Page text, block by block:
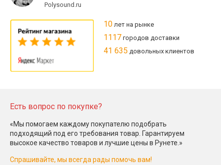
Polysound.ru
10 лет на рынке
1117 городов доставки
41 635 довольных клиентов
Есть вопрос по покупке?
«Мы помогаем каждому покупателю подобрать
подходящий под его требования товар. Гарантируем
высокое качество товаров и лучшие цены в Рунете.»
Спрашивайте, мы всегда рады помочь вам!